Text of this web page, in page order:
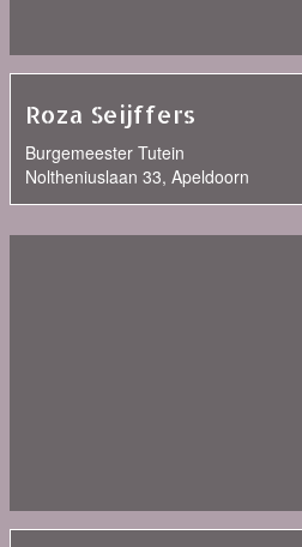
Roza Seijffers
Burgemeester Tutein
Noltheniuslaan 33, Apeldoorn